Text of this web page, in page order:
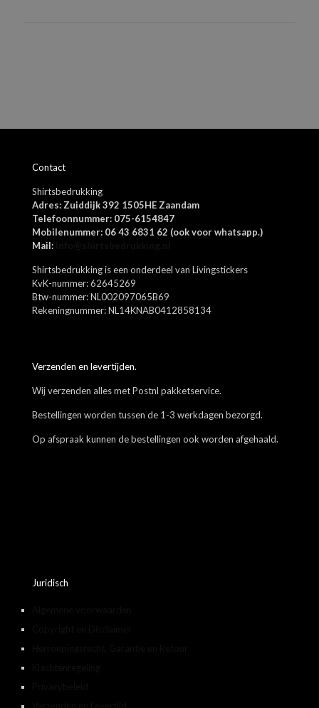
Contact
Shirtsbedrukking
Adres: Zuiddijk 392 1505HE Zaandam
Telefoonnummer: 075-6154847
Mobilenummer: 06 43 6831 62 (ook voor whatsapp.)
Mail:
Shirtsbedrukking is een onderdeel van Livingstickers
KvK-nummer: 62645269
Btw-nummer: NL002097065B69
Rekeningnummer: NL14KNAB0412858134
Verzenden en levertijden.
Wij verzenden alles met Postnl pakketservice.
Bestellingen worden tussen de 1-3 werkdagen bezorgd.
Op afspraak kunnen de bestellingen ook worden afgehaald.
Juridisch